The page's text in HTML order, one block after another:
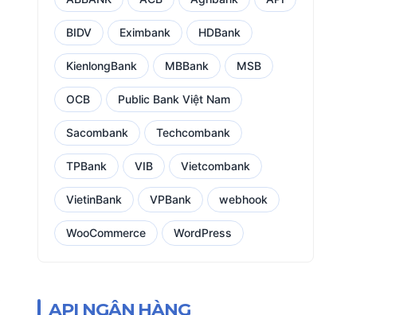
BIDV Eximbank HDBank
KienlongBank MBBank MSB
OCB Public Bank Việt Nam
Sacombank Techcombank
TPBank VIB Vietcombank
VietinBank VPBank webhook
WooCommerce WordPress
API NGÂN HÀNG